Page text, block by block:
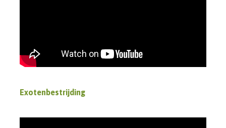
Exotenbestrijding